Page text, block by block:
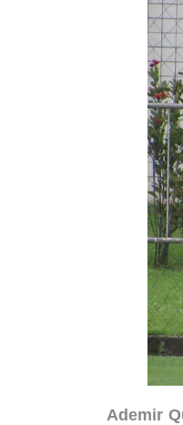
Ademir